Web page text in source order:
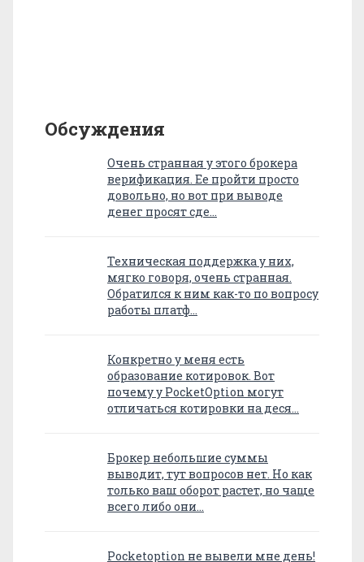
Обсуждения
Очень странная у этого брокера
верификация. Ее пройти просто
довольно, но вот при выводе
денег просят сде…
Техническая поддержка у них,
мягко говоря, очень странная.
Обратился к ним как-то по вопросу
работы платф…
Конкретно у меня есть
образование котировок. Вот
почему у PocketOption могут
отличаться котировки на деся…
Брокер небольшие суммы
выводит, тут вопросов нет. Но как
только ваш оборот растет, но чаще
всего либо они…
Pocketoption не вывели мне день!